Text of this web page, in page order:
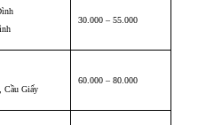
30.000 – 55.000
Cầu Giấy
60.000 – 80.000